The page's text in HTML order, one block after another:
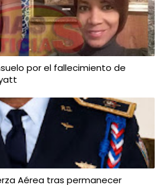
por el fallecimiento de
Aérea tras permanecer